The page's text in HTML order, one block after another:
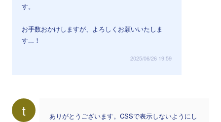
す。
お手数おかけしますが、よろしくお願いいたしま
す...！
2025/06/26 19:59
t ありがとうございます。CSSで表示しないようにし